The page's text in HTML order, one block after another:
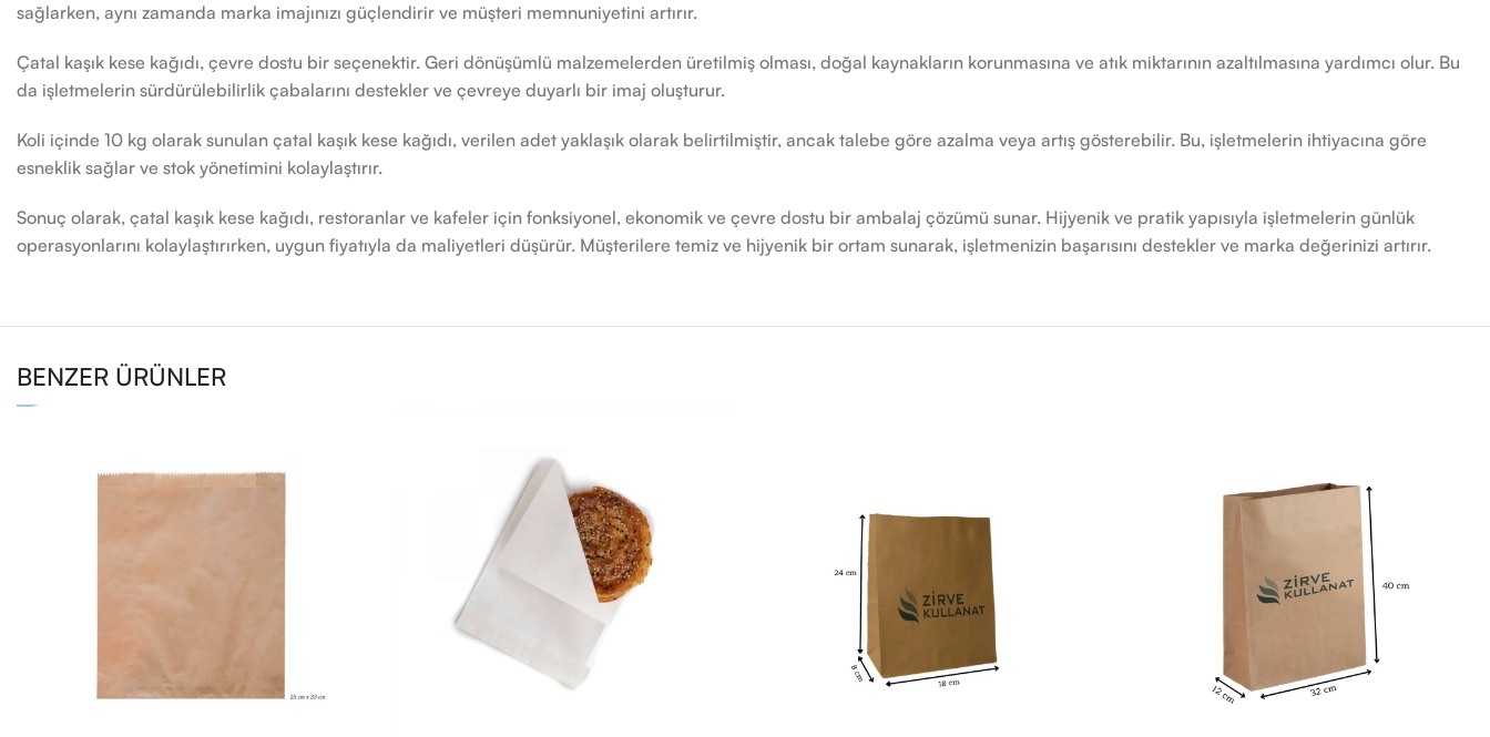
sağlarken, aynı zamanda marka imajınızı güçlendirir ve müşteri memnuniyetini artırır.
Çatal kaşık kese kağıdı, çevre dostu bir seçenektir. Geri dönüşümlü malzemelerden üretilmiş olması, doğal kaynakların korunmasına ve atık miktarının azaltılmasına yardımcı olur. Bu
da işletmelerin sürdürülebilirlik çabalarını destekler ve çevreye duyarlı bir imaj oluşturur.
Koli içinde 10 kg olarak sunulan çatal kaşık kese kağıdı, verilen adet yaklaşık olarak belirtilmiştir, ancak talebe göre azalma veya artış gösterebilir. Bu, işletmelerin ihtiyacına göre
esneklik sağlar ve stok yönetimini kolaylaştırır.
Sonuç olarak, çatal kaşık kese kağıdı, restoranlar ve kafeler için fonksiyonel, ekonomik ve çevre dostu bir ambalaj çözümü sunar. Hijyenik ve pratik yapısıyla işletmelerin günlük
operasyonlarını kolaylaştırırken, uygun fiyatıyla da maliyetleri düşürür. Müşterilere temiz ve hijyenik bir ortam sunarak, işletmenizin başarısını destekler ve marka değerinizi artırır.
BENZER ÜRÜNLER